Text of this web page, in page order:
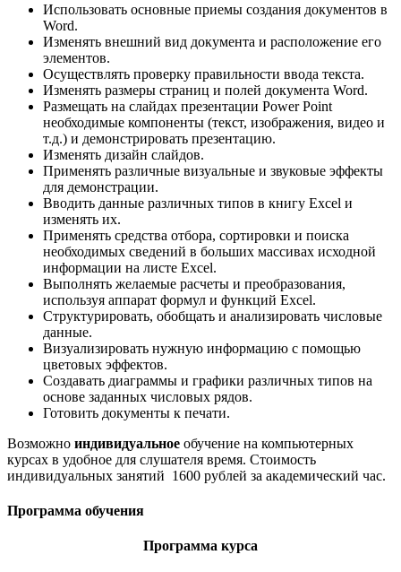
Использовать основные приемы создания документов в
Word.
Изменять внешний вид документа и расположение его
элементов.
Осуществлять проверку правильности ввода текста.
Изменять размеры страниц и полей документа Word.
Размещать на слайдах презентации Power Point
необходимые компоненты (текст, изображения, видео и
т.д.) и демонстрировать презентацию.
Изменять дизайн слайдов.
Применять различные визуальные и звуковые эффекты
для демонстрации.
Вводить данные различных типов в книгу Excel и
изменять их.
Применять средства отбора, сортировки и поиска
необходимых сведений в больших массивах исходной
информации на листе Excel.
Выполнять желаемые расчеты и преобразования,
используя аппарат формул и функций Еxcel.
Структурировать, обобщать и анализировать числовые
данные.
Визуализировать нужную информацию с помощью
цветовых эффектов.
Создавать диаграммы и графики различных типов на
основе заданных числовых рядов.
Готовить документы к печати.
Возможно индивидуальное обучение на компьютерных
курсах в удобное для слушателя время. Стоимость
индивидуальных занятий 1600 рублей за академический час.
Программа обучения
Программа курса